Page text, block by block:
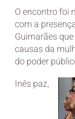
O encontro foi
com a
Guimarães
causas da
do poder
Inês paz,